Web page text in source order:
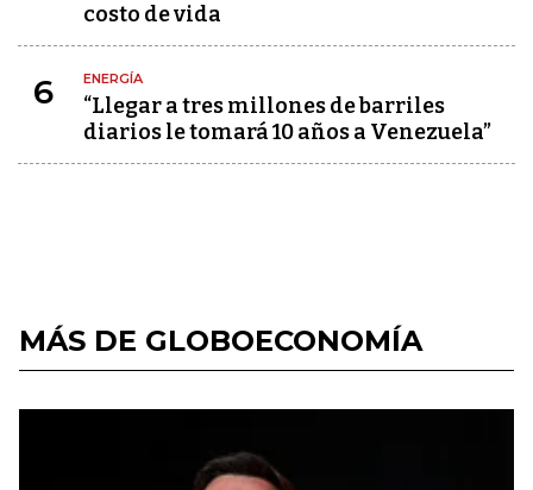
costo de vida
6 ENERGÍA
“Llegar a tres millones de barriles
diarios le tomará 10 años a Venezuela”
MÁS DE GLOBOECONOMÍA